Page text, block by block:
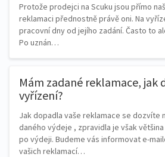
Protože prodejci na Scuku jsou přímo
reklamaci přednostně právě oni. Na
pracovní dny od jejího zadání. Často to
Po uznán…
Mám zadané reklamace, jak
vyřízení?
Jak dopadla vaše reklamace se dozvíte
daného výdeje , zpravidla je však
po výdeji. Budeme vás informovat e-
vašich reklamací…